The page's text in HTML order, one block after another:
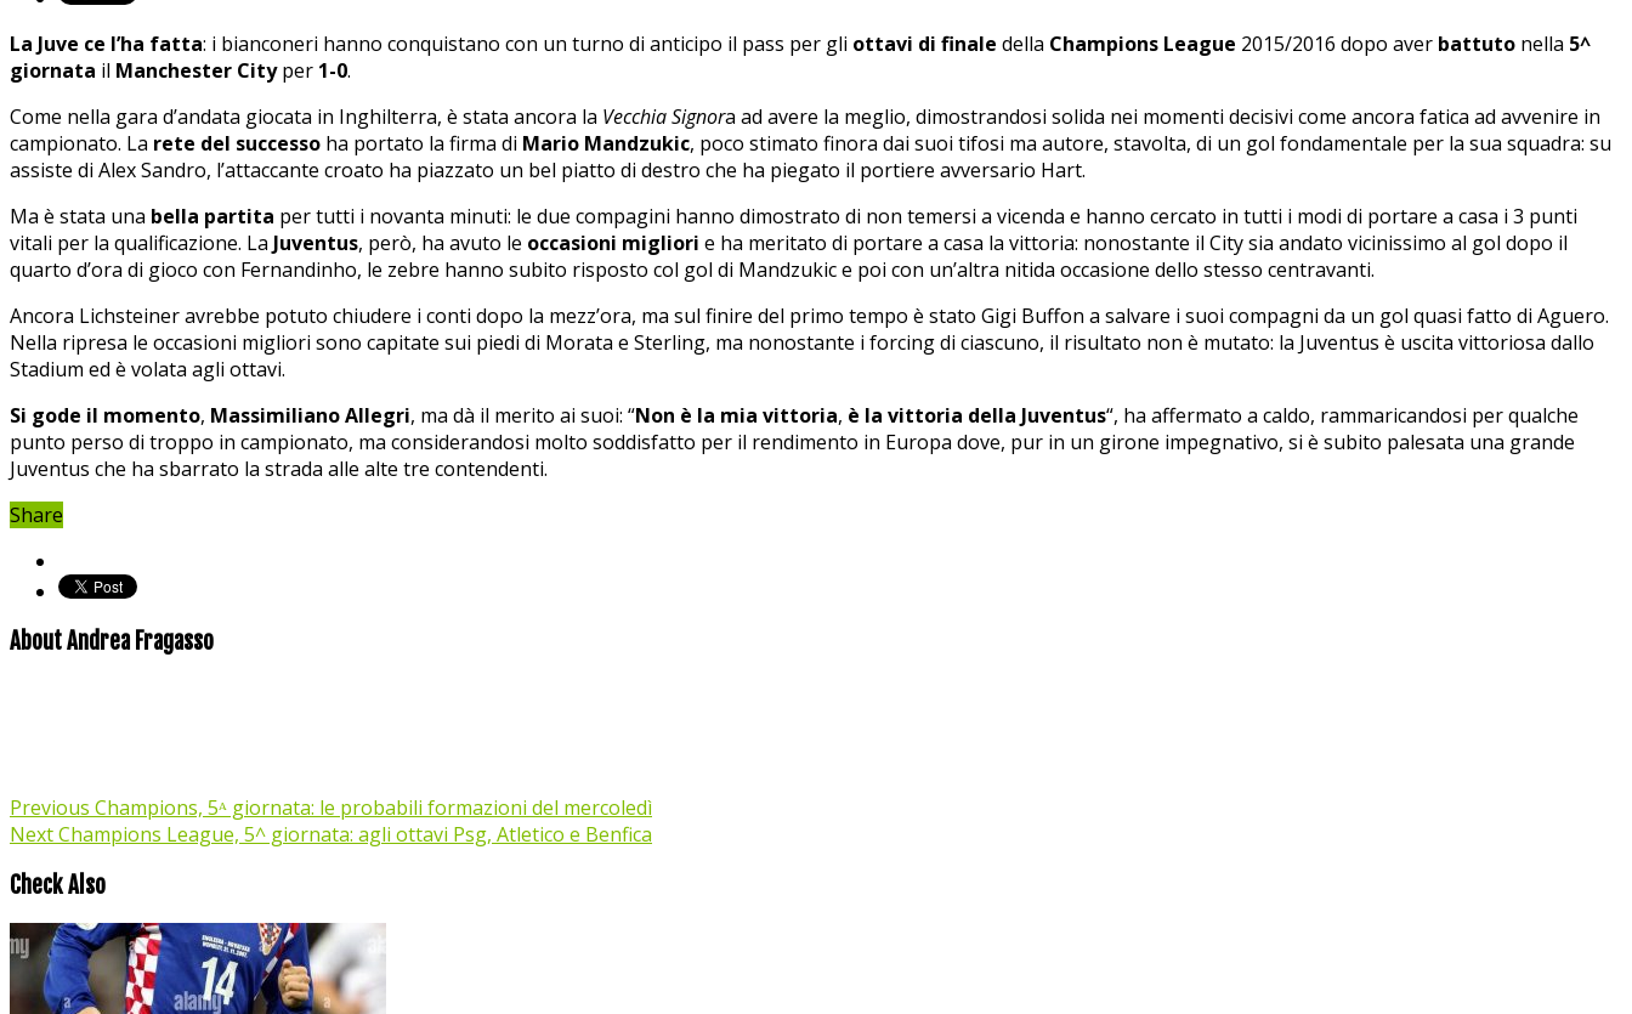
La Juve ce l’ha fatta: i bianconeri hanno conquistano con un turno di anticipo il pass per gli ottavi di finale della Champions League 2015/2016 dopo aver battuto nella 5^
giornata il Manchester Cityper 1-0.
Come nella gara d’andata giocata in Inghilterra, è stata ancora la Vecchia Signora ad avere la meglio, dimostrandosi solida nei momenti decisivi come ancora fatica ad avvenire in
campionato. La rete del successo ha portato la firma di Mario Mandzukic, poco stimato finora dai suoi tifosi ma autore, stavolta, di un gol fondamentale per la sua squadra: su
assiste di Alex Sandro, l’attaccante croato ha piazzato un bel piatto di destro che ha piegato il portiere avversario Hart.
Ma è stata una bella partita per tutti i novanta minuti: le due compagini hanno dimostrato di non temersi a vicenda e hanno cercato in tutti i modi di portare a casa i 3 punti
vitali per la qualificazione. La Juventus, però, ha avuto le occasioni migliori e ha meritato di portare a casa la vittoria: nonostante il City sia andato vicinissimo al gol dopo il
quarto d’ora di gioco con Fernandinho, le zebre hanno subito risposto col gol di Mandzukic e poi con un’altra nitida occasione dello stesso centravanti.
Ancora Lichsteiner avrebbe potuto chiudere i conti dopo la mezz’ora, ma sul finire del primo tempo è stato Gigi Buffon a salvare i suoi compagni da un gol quasi fatto di Aguero.
Nella ripresa le occasioni migliori sono capitate sui piedi di Morata e Sterling, ma nonostante i forcing di ciascuno, il risultato non è mutato: la Juventus è uscita vittoriosa dallo
Stadium ed è volata agli ottavi.
Si gode il momento, Massimiliano Allegri, ma dà il merito ai suoi: “Non è la mia vittoria, è la vittoria della Juventus“, ha affermato a caldo, rammaricandosi per qualche
punto perso di troppo in campionato, ma considerandosi molto soddisfatto per il rendimento in Europa dove, pur in un girone impegnativo, si è subito palesata una grande
Juventus che ha sbarrato la strada alle alte tre contendenti.
Share
About Andrea Fragasso
Previous Champions, 5ᴬ giornata: le probabili formazioni del mercoledì
NextChampions League, 5^ giornata: agli ottavi Psg, Atletico e Benfica
Check Also